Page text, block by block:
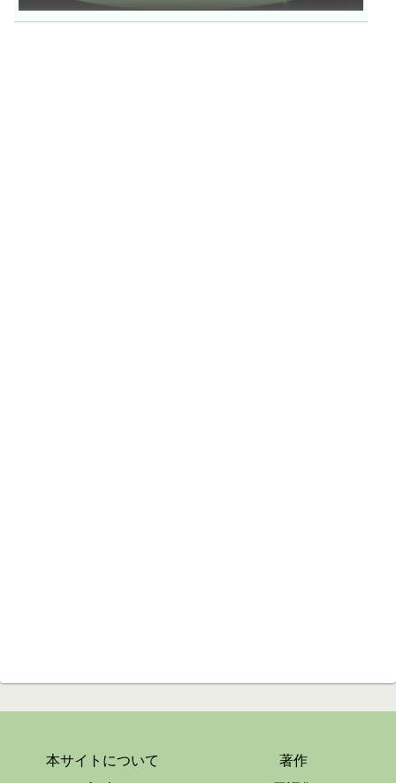
本サイトについて
著作